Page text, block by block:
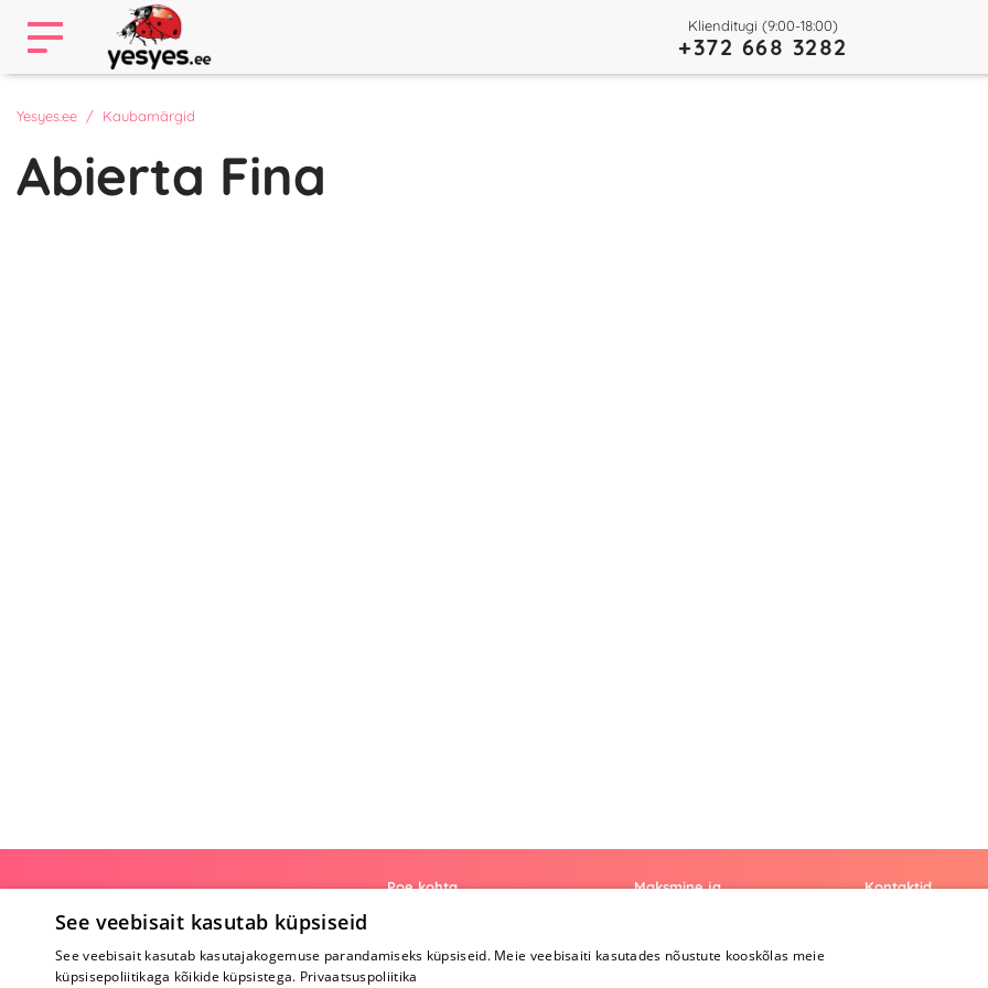
Klienditugi (9:00-18:00)
+372 668 3282
Yesyes.ee Kaubamärgid
Abierta Fina
Poe kohta
Koostöö
Tagasiside
Maksmine ja
Maksmine ja
Kontaktid
See veebisait kasutab küpsiseid
See veebisait kasutab kasutajakogemuse parandamiseks küpsiseid. Meie veebisaiti kasutades nõustute kooskõlas meie
küpsisepoliitikaga kõikide küpsistega. Privaatsuspoliitika